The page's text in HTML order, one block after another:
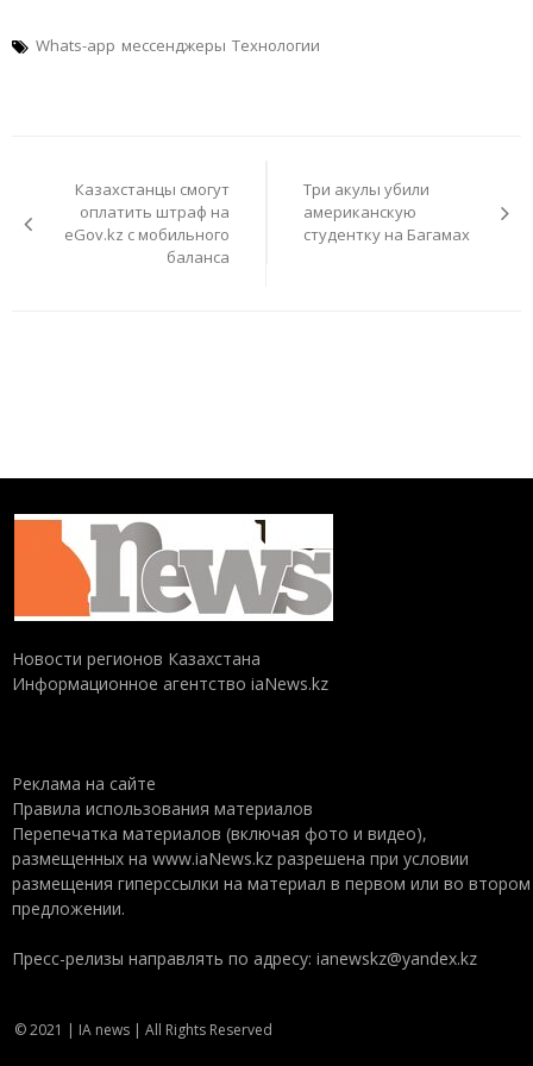
Whats-app мессенджеры Технологии
записямКазахстанцы смогут
оплатить штраф на
eGov.kz с мобильного
баланса
Три акулы убили
американскую
студентку на Багамах
Новости регионов Казахстана
Информационное агентство iaNews.kz
Реклама на сайте
Правила использования материалов
Перепечатка материалов (включая фото и видео),
размещенных на www.iaNews.kz разрешена при условии
размещения гиперссылки на материал в первом или во втором
предложении.
Пресс-релизы направлять по адресу: ianewskz@yandex.kz
© 2021 | IA news | All Rights Reserved